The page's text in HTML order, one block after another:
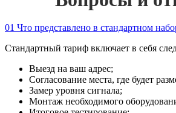
01 Что представлено в стандартном
Стандартный тариф включает в себя
Выезд на ваш адрес;
Согласование места, где будет
Замер уровня сигнала;
Монтаж необходимого